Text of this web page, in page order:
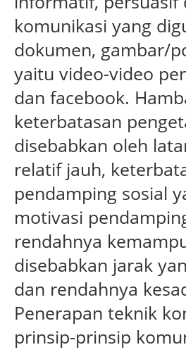
komunikasi yang
dokumen, gambar/
yaitu video-video
dan facebook.
keterbatasan
disebabkan oleh
relatif jauh,
pendamping sosial
motivasi
rendahnya
disebabkan jarak
dan rendahnya
Penerapan teknik
prinsip-prinsip